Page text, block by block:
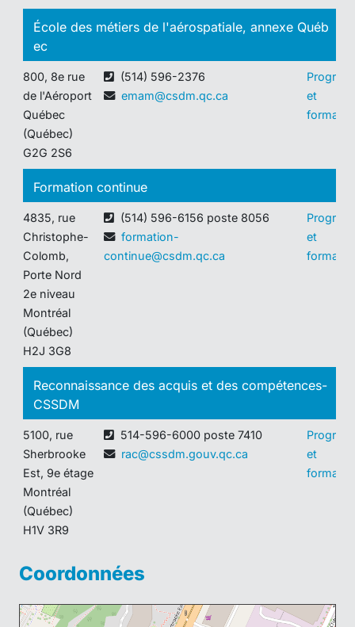
Coordonnées
École des métiers de l'aérospatiale, annexe Québ
ec
800, 8e rue
de l'Aéroport
Québec
(Québec)
G2G 2S6
(514) 596-2376
emam@csdm.qc.ca
et
Formation continue
4835, rue
Christophe-
Colomb,
Porte Nord
2e niveau
Montréal
(Québec)
H2J 3G8
(514) 596-6156 poste 8056
formation-
continue@csdm.qc.ca
et
Reconnaissance des acquis et des compétences-
CSSDM
5100, rue
Sherbrooke
Est, 9e étage
Montréal
(Québec)
H1V 3R9
514-596-6000 poste 7410
rac@cssdm.gouv.qc.ca
et